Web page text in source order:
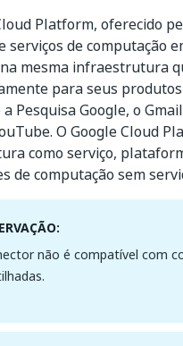
Platform, oferecido
serviços de computação
mesma infraestrutura
para seus
Pesquisa Google, o
O Google Cloud
como serviço,
de computação sem
não é compatível com